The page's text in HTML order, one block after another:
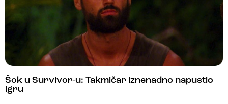
Šok u Survivor-u: Takmičar iznenadno napustio
igru